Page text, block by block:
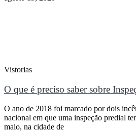
Vistorias
O que é preciso saber sobre
O ano de 2018 foi marcado por dois
nacional em que uma inspeção predial
maio, na cidade de